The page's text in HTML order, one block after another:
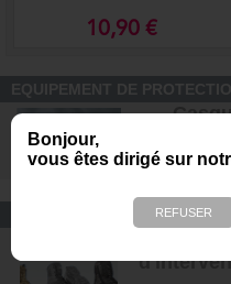
Bonjour,
vous êtes dirigé sur
10,90 €
CONFORT ET SÉCURITÉ